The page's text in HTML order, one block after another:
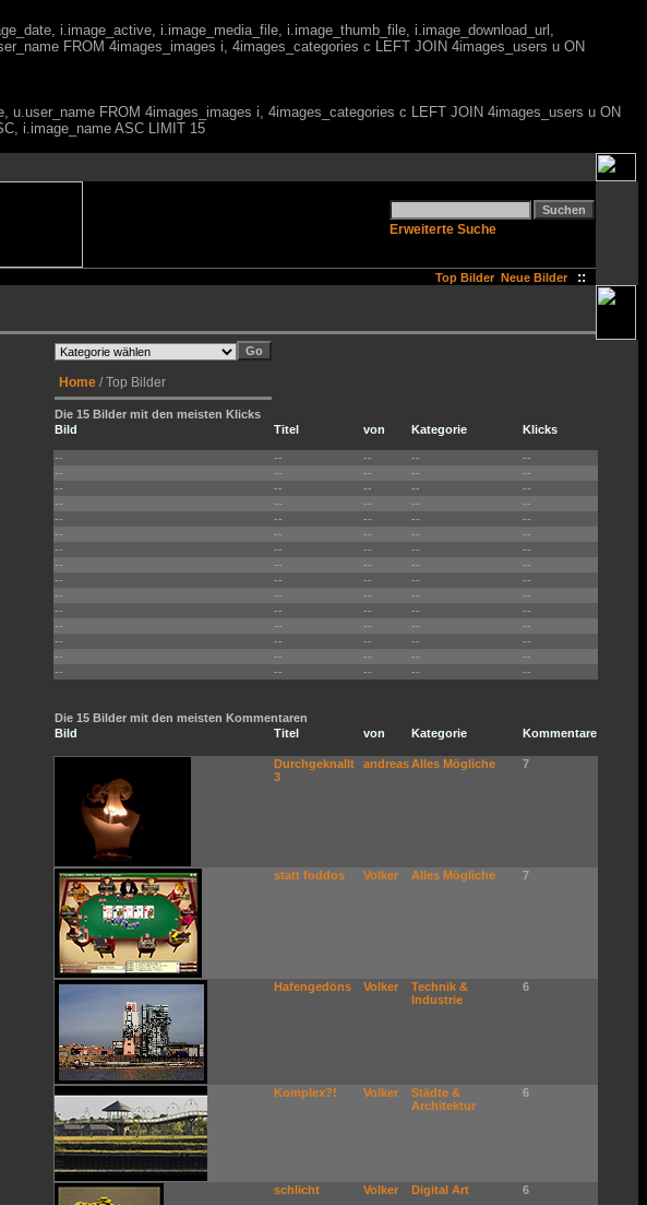
i.image_active, i.image_media_file, i.image_thumb_file, i.image_download_url,
FROM 4images_images i, 4images_categories c LEFT JOIN 4images_users u ON
FROM 4images_images i, 4images_categories c LEFT JOIN 4images_users u ON
i.image_name ASC LIMIT 15
Erweiterte Suche
Top Bilder Neue Bilder ::
Home / Top Bilder
Die 15 Bilder mit den meisten Klicks
Bild
Titel von Kategorie Klicks
-- -- -- --
--
--
-- -- --
--
--
-- -- --
--
--
-- -- --
--
--
-- -- --
--
--
-- -- --
--
--
-- -- --
--
--
-- -- --
--
--
-- -- --
--
--
-- -- --
--
--
-- -- --
--
--
-- -- --
--
--
-- -- --
--
--
-- -- --
--
--
-- -- -- --
Die 15 Bilder mit den meisten Kommentaren
Bild
Titel von Kategorie Kommentare
Durchgeknallt
3
andreasAlles Mögliche 7
statt foddos Volker Alles Mögliche 7
Hafengedöns Volker
Technik &
Industrie
6
Komplex?! Volker
Städte &
Architektur
6
schlicht Volker Digital Art 6